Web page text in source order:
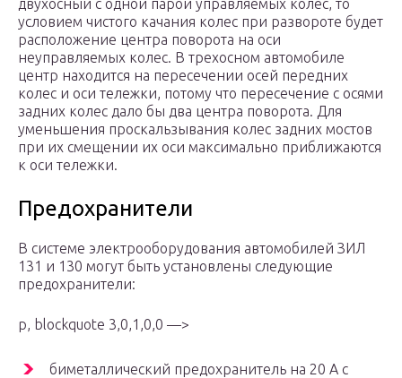
двухосный с одной парой управляемых колес, то
условием чистого качания колес при развороте будет
расположение центра поворота на оси
неуправляемых колес. В трехосном автомобиле
центр находится на пересечении осей передних
колес и оси тележки, потому что пересечение с осями
задних колес дало бы два центра поворота. Для
уменьшения проскальзывания колес задних мостов
при их смещении их оси максимально приближаются
к оси тележки.
Предохранители
В системе электрооборудования автомобилей ЗИЛ
131 и 130 могут быть установлены следующие
предохранители:
p, blockquote 3,0,1,0,0 —>
биметаллический предохранитель на 20 А с